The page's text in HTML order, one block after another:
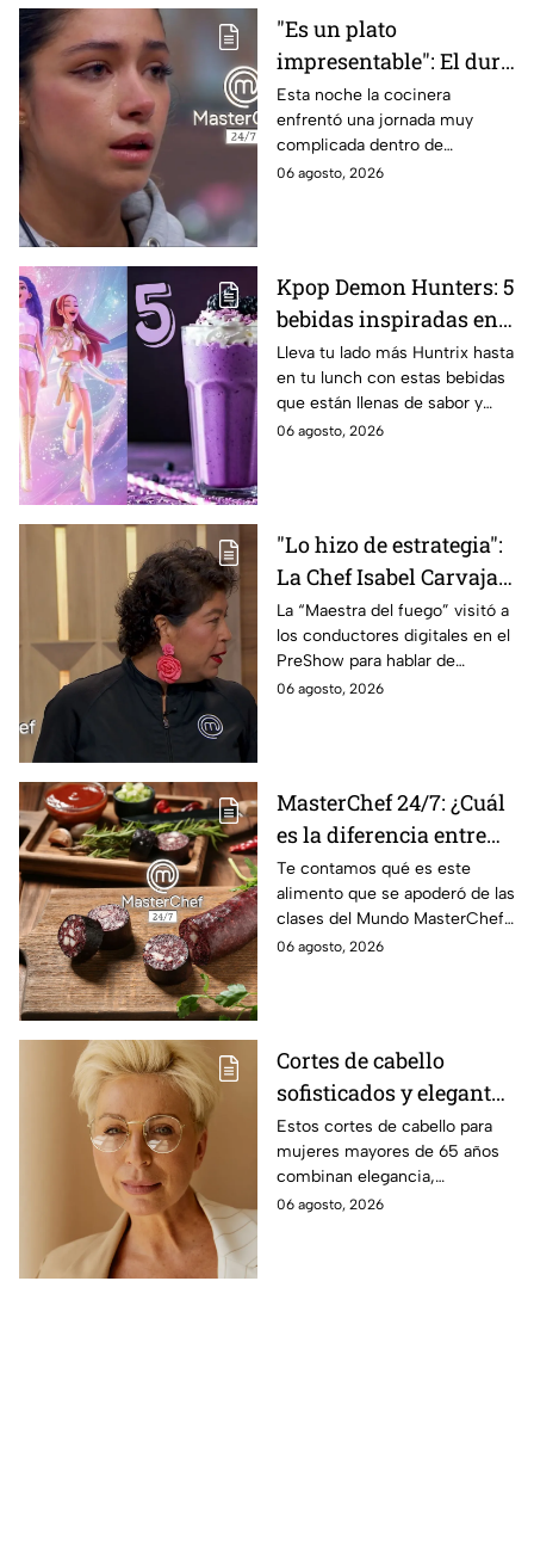
"Es un plato
impresentable": El duro
regaño que hizo llorar a
Michelle dentro de
MasterChef 24/7
Esta noche la cocinera
enfrentó una jornada muy
complicada dentro de
MasterChef 24/7.
06 agosto, 2026
Kpop Demon Hunters: 5
bebidas inspiradas en
las guerreras Huntrix
para llevar a la escuela
este regreso a clases
2026; son saludables y
Lleva tu lado más Huntrix hasta
en tu lunch con estas bebidas
que están llenas de sabor y
frescura.
06 agosto, 2026
"Lo hizo de estrategia":
La Chef Isabel Carvajal
opina sobre la decisión
de Ramahá de subir a
Daniela al balcón de
MasterChef 24/7
La “Maestra del fuego” visitó a
los conductores digitales en el
PreShow para hablar de
algunos de los sucesos más
06 agosto, 2026
MasterChef 24/7: ¿Cuál
es la diferencia entre
morcilla y moronga?
Te contamos qué es este
alimento que se apoderó de las
clases del Mundo MasterChef
24/7.
06 agosto, 2026
Cortes de cabello
sofisticados y elegantes
para mujeres mayores
de 65 años
Estos cortes de cabello para
mujeres mayores de 65 años
combinan elegancia,
comodidad y estilo, con
06 agosto, 2026